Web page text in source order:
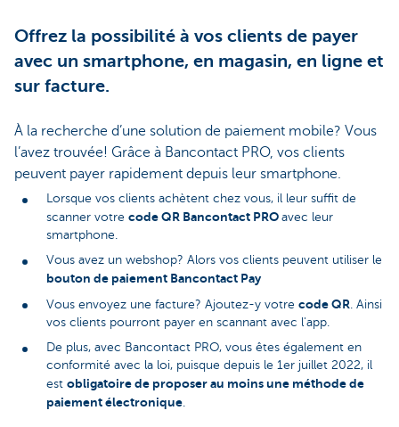
Offrez la possibilité à vos clients de payer
avec un smartphone, en magasin, en ligne et
sur facture.
À la recherche d’une solution de paiement mobile? Vous
l’avez trouvée! Grâce à Bancontact PRO, vos clients
peuvent payer rapidement depuis leur smartphone.
Lorsque vos clients achètent chez vous, il leur suffit de
scanner votre code QR Bancontact PRO avec leur
smartphone.
Vous avez un webshop? Alors vos clients peuvent utiliser le
bouton de paiement Bancontact Pay
Vous envoyez une facture? Ajoutez-y votre code QR. Ainsi
vos clients pourront payer en scannant avec l'app.
De plus, avec Bancontact PRO, vous êtes également en
conformité avec la loi, puisque depuis le 1er juillet 2022, il
est obligatoire de proposer au moins une méthode de
paiement électronique.